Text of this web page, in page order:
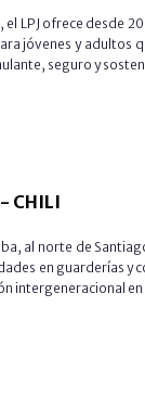
el LPJ ofrece desde
jóvenes y
seguro y
CHILI
al norte de
en guarderías
intergeneracional